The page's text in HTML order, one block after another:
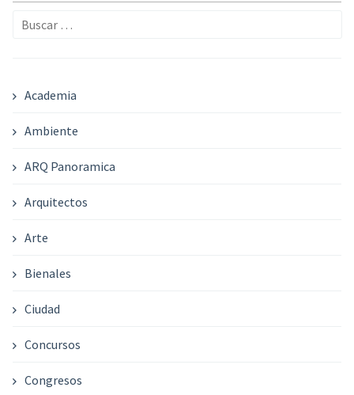
Buscar:
Academia
Ambiente
ARQ Panoramica
Arquitectos
Arte
Bienales
Ciudad
Concursos
Congresos